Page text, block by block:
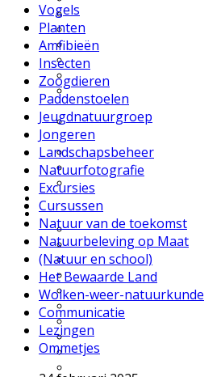
Landschapsbeheer
Jeugdnatuurgroep
Het Bewaarde Land
Lezingen over natuur
IVN Natuurschool
Natuurbeleving voor
bijzondere groepen
Wandelingen en
ommetjes
UWES wandelingen
Natuurfilmpje kijken
IVN activiteitenfolder
Natuurgebieden
Vereniging
Over IVN natuureducatie
Werkgroepen
Lid of Donateur worden?
Nieuwsflits nieuwsbrief
Den Boschrietsangher
Jaarboeken
Bestuur
Ledenvergaderingen
Vacatures
Vogels
Planten
Amfibieën
Insecten
Zoogdieren
Paddenstoelen
Jeugdnatuurgroep
Jongeren
Landschapsbeheer
Natuurfotografie
Excursies
Cursussen
Natuur van de toekomst
Natuurbeleving op Maat
(Natuur en school)
Het Bewaarde Land
Wolken-weer-natuurkunde
Communicatie
Lezingen
Ommetjes